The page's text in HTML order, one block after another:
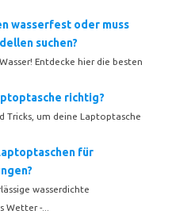
wasserfest oder muss
suchen?
Entdecke hier die besten
richtig?
Tricks, um deine Laptoptasche
für
wasserdichte
-...